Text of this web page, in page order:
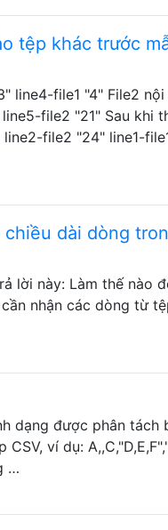
tệp khác trước
line4-file1 "4" File2
file2 "21" Sau khi
file2 "24" line1-
dài dòng
lời này: Làm thế nào
nhận các dòng từ
dạng được phân tách
ví dụ:
…